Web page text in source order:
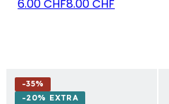
6.00 CHF8.00 CHF
-35%
-20% EXTRA